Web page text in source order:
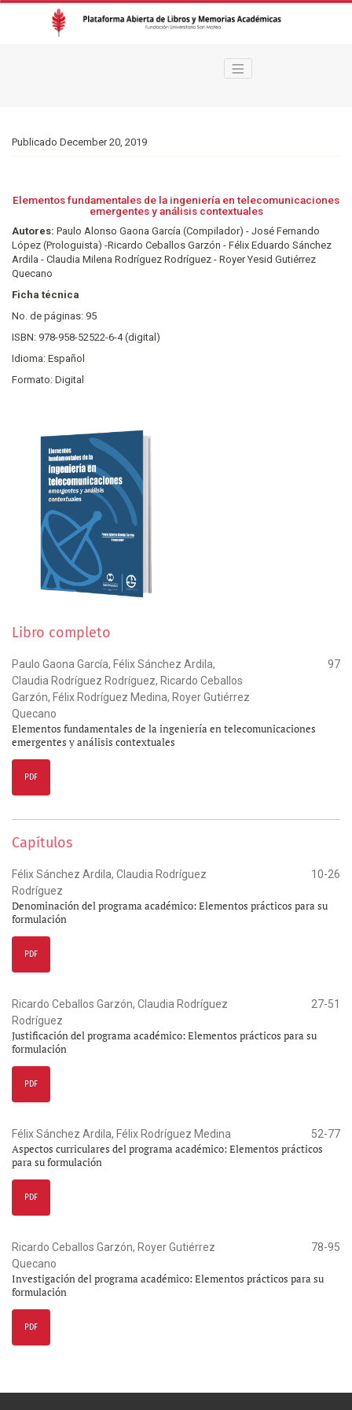
Publicado December 20, 2019
Elementos fundamentales de la ingeniería en telecomunicaciones
emergentes y análisis contextuales
Autores: Paulo Alonso Gaona García (Compilador) - José Fernando
López (Prologuista) -Ricardo Ceballos Garzón - Félix Eduardo Sánchez
Ardila - Claudia Milena Rodríguez Rodríguez - Royer Yesid Gutiérrez
Quecano
Ficha técnica
No. de páginas: 95
ISBN: 978-958-52522-6-4 (digital)
Idioma: Español
Formato: Digital
Libro completo
Paulo Gaona García, Félix Sánchez Ardila,
Claudia Rodríguez Rodríguez, Ricardo Ceballos
Garzón, Félix Rodríguez Medina, Royer Gutiérrez
Quecano
97
Elementos fundamentales de la ingeniería en telecomunicaciones
emergentes y análisis contextuales
PDF
Capítulos
Félix Sánchez Ardila, Claudia Rodríguez
Rodríguez
10-26
Denominación del programa académico: Elementos prácticos para su
formulación
PDF
Ricardo Ceballos Garzón, Claudia Rodríguez
Rodríguez
27-51
Justificación del programa académico: Elementos prácticos para su
formulación
PDF
Félix Sánchez Ardila, Félix Rodríguez Medina 52-77
Aspectos curriculares del programa académico: Elementos prácticos
para su formulación
PDF
Ricardo Ceballos Garzón, Royer Gutiérrez
Quecano
78-95
Investigación del programa académico: Elementos prácticos para su
formulación
PDF